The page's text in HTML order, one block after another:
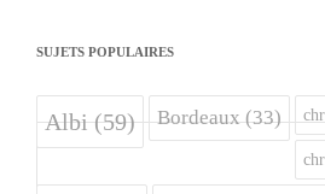
SUJETS POPULAIRES
Albi(59) Bordeaux(33)